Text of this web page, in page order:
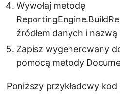
Wywołaj metodę
źródłem danych i nazwą
Zapisz wygenerowany
pomocą metody
Poniższy przykładowy kod